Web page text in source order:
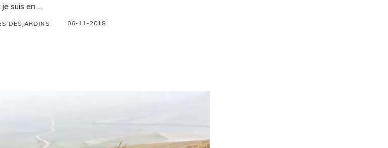
suis en ...
DESJARDINS 06-11-2018